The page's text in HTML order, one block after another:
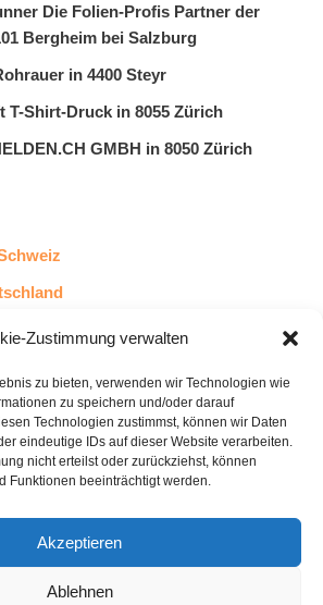
Zustimmung verwalten
zu bieten, verwenden wir Technologien wie
zu speichern und/oder darauf
Technologien zustimmst, können wir Daten
eindeutige IDs auf dieser Website verarbeiten.
nicht erteilst oder zurückziehst, können
Funktionen beeinträchtigt werden.
Akzeptieren
Ablehnen
Die Folien-Profis Partner der
Bergheim bei Salzburg
in 4400 Steyr
T-Shirt-Druck in 8055 Zürich
GMBH in 8050 Zürich